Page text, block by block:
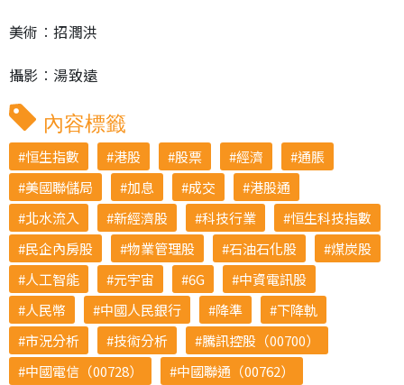
美術︰招潤洪
攝影︰湯致遠
內容標籤
恒生指數 港股 股票 經濟
通脹
美國聯儲局
加息 成交
港股通
北水流入
新經濟股 科技行業
恒生科技指數
民企內房股
物業管理股 石油石化股
煤炭股
人工智能
元宇宙 6G
中資電訊股
人民幣
中國人民銀行 降準
下降軌
市況分析
技術分析
騰訊控股（00700）
中國電信（00728）
中國聯通（00762）